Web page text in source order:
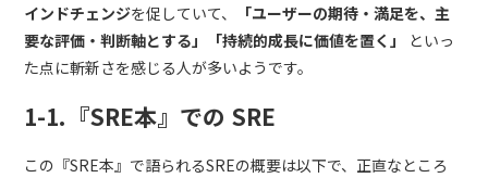
インドチェンジを促していて、
「ユーザーの期待・満足を、主
要な評価・判断軸とする」「持続的成長に価値を置く」
といっ
た点に斬新さを感じる人が多いようです。
1-1.『SRE本』での SRE
この『SRE本』で語られるSREの概要は以下で、正直なところ